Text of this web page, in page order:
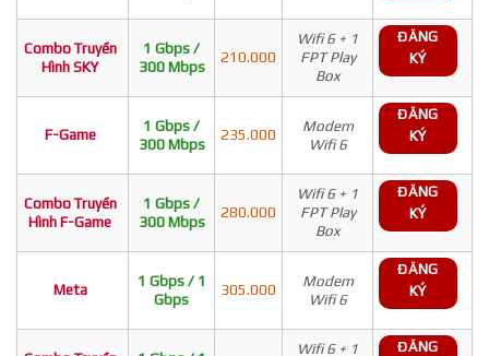
Combo Truyền
Hình SKY
1 Gbps /
300 Mbps
210.000
Wifi 6 + 1
FPT Play
Box
ĐĂNG
KÝ
F-Game
1 Gbps /
300 Mbps
235.000
Modem
Wifi 6
ĐĂNG
KÝ
Combo Truyền
Hình F-Game
1 Gbps /
300 Mbps
280.000
Wifi 6 + 1
FPT Play
Box
ĐĂNG
KÝ
Meta
1 Gbps / 1
Gbps
305.000
Modem
Wifi 6
ĐĂNG
KÝ
Wifi 6 + 1
ĐĂNG